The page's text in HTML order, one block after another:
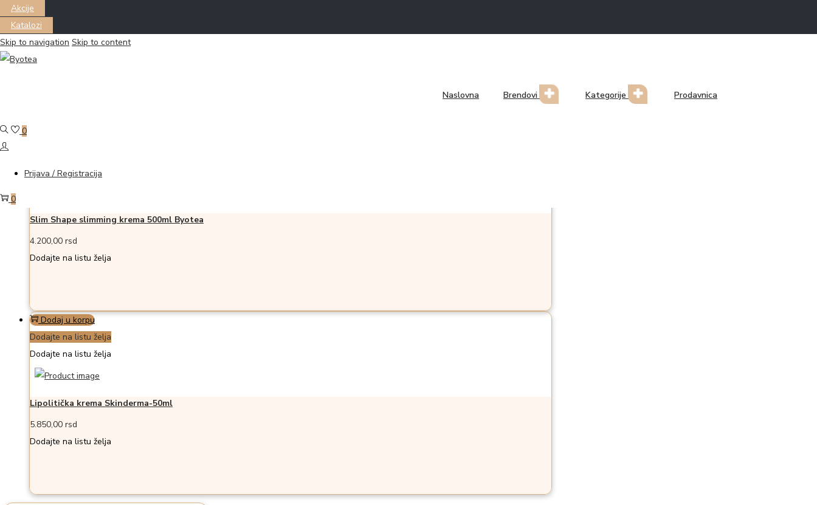
Akcije
Katalozi
Skip to navigation Skip to content
Naslovna Brendovi Kategorije Prodavnica
0
Prijava / Registracija
0
Filter
Dodajte na listu želja
Slim Shape slimming krema 500ml Byotea
4.200,00 rsd
Dodajte na listu želja
Dodaj u korpu
Dodajte na listu želja
Dodajte na listu želja
Lipolitička krema Skinderma-50ml
5.850,00 rsd
Dodajte na listu želja